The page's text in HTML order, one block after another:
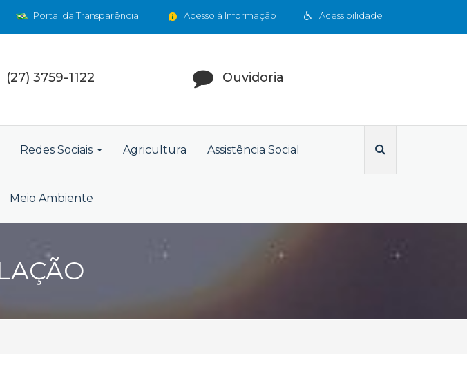
Acessibilidade
Acesso à Informação
Portal da Transparência
(27) 3759-1122 Ouvidoria
Redes Sociais Agricultura Assistência Social
Meio Ambiente